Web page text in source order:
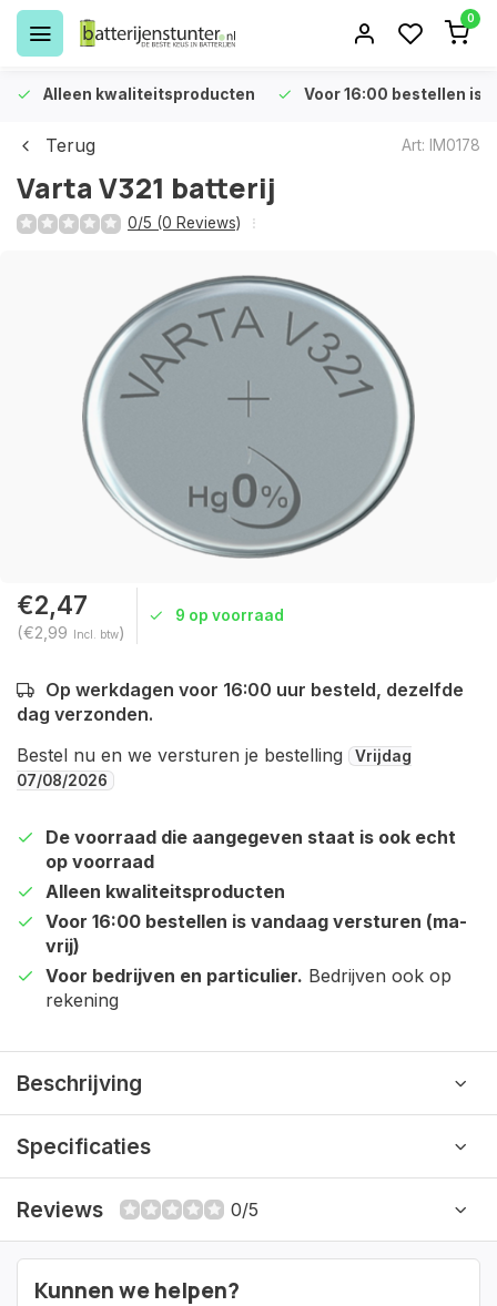
0
Alleen kwaliteitsproducten Voor 16:00 bestellen is
Terug Art: IM0178
Varta V321 batterij
0/5 (0 Reviews)
€2,47
(€2,99 Incl. btw)
9 op voorraad
Op werkdagen voor 16:00 uur besteld, dezelfde
dag verzonden.
Bestel nu en we versturen je bestelling
Vrijdag
07/08/2026
De voorraad die aangegeven staat is ook echt
op voorraad
Alleen kwaliteitsproducten
Voor 16:00 bestellen is vandaag versturen (ma-
vrij)
Voor bedrijven en particulier. Bedrijven ook op
rekening
Beschrijving
Specificaties
Reviews 0/5
Kunnen we helpen?